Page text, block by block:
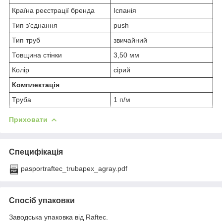
Країна реєстрації бренда
Іспанія
Тип з'єднання
push
Тип труб
звичайний
Товщина стінки
3,50 мм
Колір
сірий
Комплектація
Труба
1 п/м
Приховати
Специфікація
pasportraftec_trubapex_agray.pdf
Спосіб упаковки
Заводська упаковка від Raftec.